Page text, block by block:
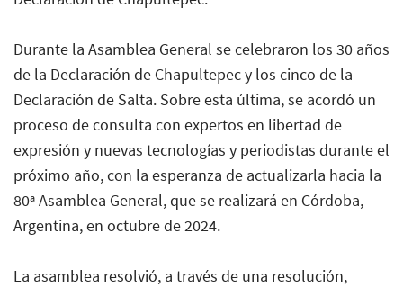
Durante la Asamblea General se celebraron los 30 años
de la Declaración de Chapultepec y los cinco de la
Declaración de Salta. Sobre esta última, se acordó un
proceso de consulta con expertos en libertad de
expresión y nuevas tecnologías y periodistas durante el
próximo año, con la esperanza de actualizarla hacia la
80ª Asamblea General, que se realizará en Córdoba,
Argentina, en octubre de 2024.
La asamblea resolvió, a través de una resolución,